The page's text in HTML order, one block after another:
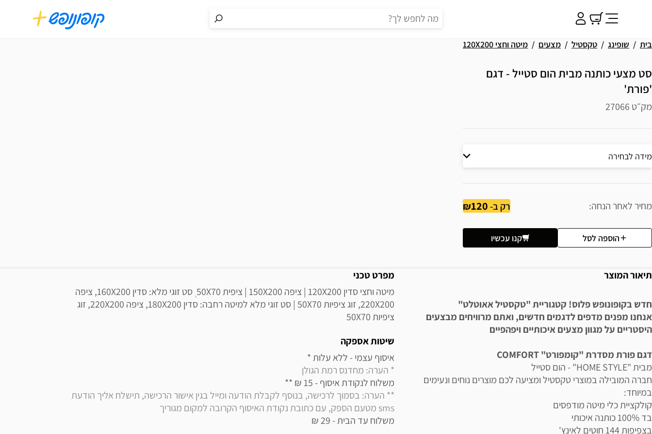
בית שופינג טקסטיל מצעים מיטה וחצי 120X200
סט מצעי כותנה מבית הום סטייל - דגם
'פורת'
מק״ט 27066
מידה לבחירה
מחיר לאחר הנחה רק ב-120
הוספה לסל קנו עכשיו
תיאור המוצר
חדש בקופונופש פלוס! קטגוריית "טקסטיל אאוטלט"
אנחנו מפנים מדפים לדגמים חדשים, ואתם מרוויחים מבצעים
היסטריים על מגוון מצעים איכותיים ויפהפיים
דגם פורת מסדרת "קומפורט" COMFORT
מבית "HOME STYLE" - הום סטייל
חברה המובילה במוצרי טקסטיל ומציעה לכם מוצרים נוחים ונעימים
במיוחד:
קולקציית כלי מיטה מודפסים
בד 100% כותנה איכותי
בצפיפות 144 חוטים לאינץ'
מידע נוסף
מפרט טכני
ציפיות 50X70
שיטות אספקה
איסוף עצמי - ללא עלות *
* הערה: מחדנס רמת הגולן
משלוח לנקודת איסוף - 15 ₪ **
sms מטעם הספק, עם כתובת נקודת האיסוף הקרובה למקום מגוריך
משלוח עד הבית - 29 ₪